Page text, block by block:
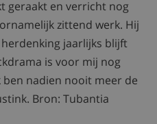
geraakt en verricht nog
zittend werk. Hij
jaarlijks blijft
is voor mij nog
nadien nooit meer de
Bron: Tubantia